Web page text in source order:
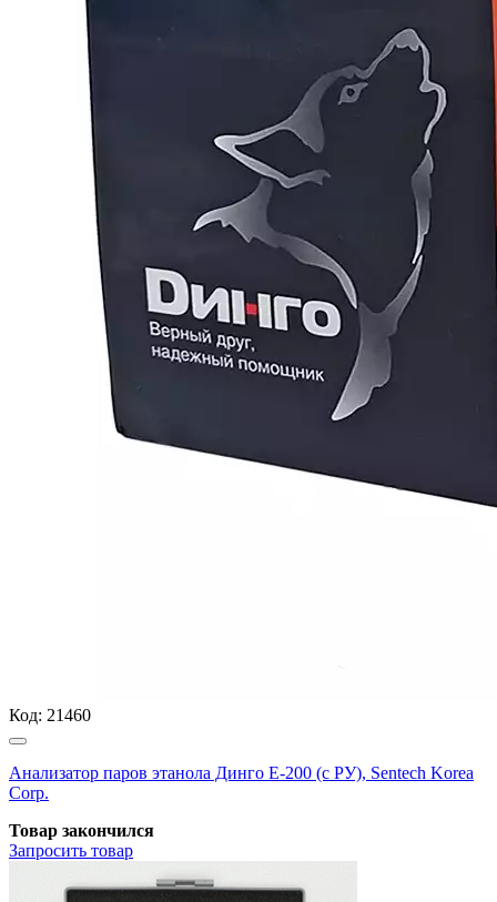
Код: 21460
Анализатор паров этанола Динго Е-200 (с РУ), Sentech Korea
Corp.
Товар закончился
Запросить товар